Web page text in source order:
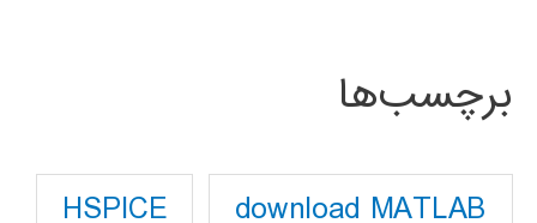
برچسب‌ها
download MATLAB
HSPICE